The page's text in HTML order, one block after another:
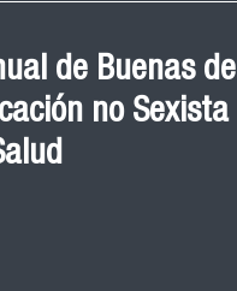
de Buenas
no